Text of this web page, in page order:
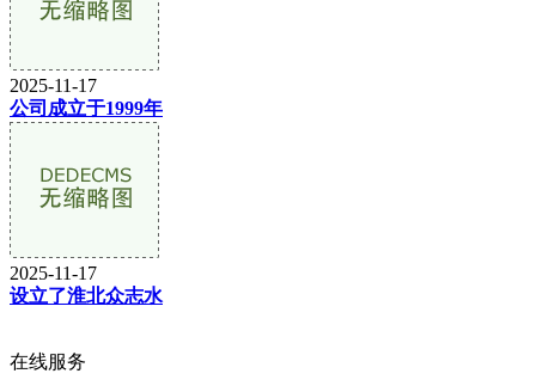
2025-11-17
公司成立于1999年
2025-11-17
设立了淮北众志水
在线服务